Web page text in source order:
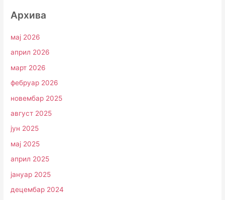
Архива
мај 2026
април 2026
март 2026
фебруар 2026
новембар 2025
август 2025
јун 2025
мај 2025
април 2025
јануар 2025
децембар 2024